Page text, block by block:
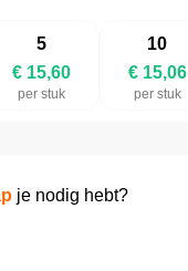
5
€ 15,60
per stuk
10
€ 15,06
per stuk
je nodig hebt?